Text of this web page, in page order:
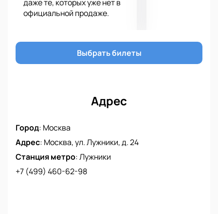
даже те, которых уже нет в
официальной продаже.
Выбрать билеты
Адрес
Город: Москва
Адрес: Москва, ул. Лужники, д. 24
Станция метро:Лужники
+7 (499) 460-62-98